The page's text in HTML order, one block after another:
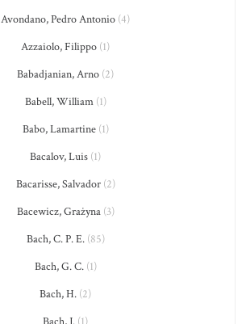
Avondano, Pedro Antonio (4)
Azzaiolo, Filippo (1)
Babadjanian, Arno (2)
Babell, William(1)
Babo, Lamartine(1)
Bacalov, Luis (1)
Bacarisse, Salvador(2)
Bacewicz, Grażyna(3)
Bach, C. P. E.(85)
Bach, G. C.(1)
Bach, H. (2)